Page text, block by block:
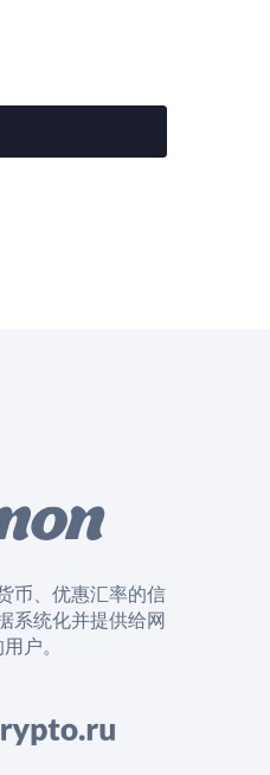
币、优惠汇率的信
系统化并提供给网
户。